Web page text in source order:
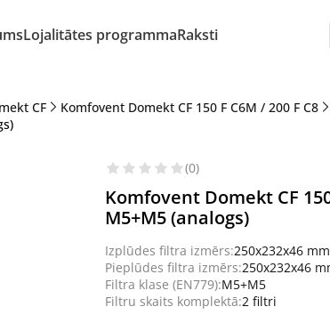
Lojalitātes programmaRaksti
CF
Komfovent Domekt CF 150 F C6M / 200 F C8
(0)
Komfovent Domekt CF
M5+M5 (analogs)
Izplūdes filtra izmērs:250x232x46 mm
Pieplūdes filtra izmērs:250x232x46
Filtra klase (EN779):M5+M5
Filtru skaits komplektā:2 filtri